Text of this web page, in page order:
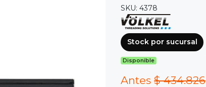
SKU: 4378
Stock por sucursal
Disponible
Antes $ 434.826